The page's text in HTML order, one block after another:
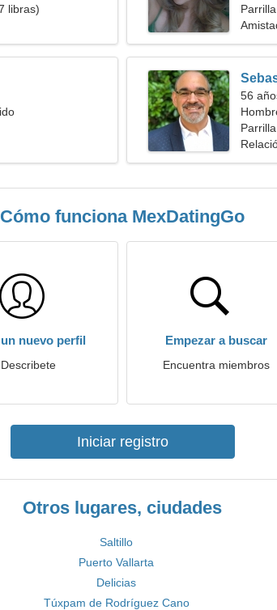
libras)
56
Cómo funciona MexDatingGo
nuevo perfil
Describete
Empezar a buscar
Encuentra miembros
Iniciar registro
Otros lugares, ciudades
Saltillo
Puerto Vallarta
Delicias
Túxpam de Rodríguez Cano